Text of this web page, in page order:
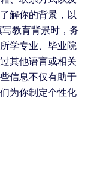
解你的背景，以
教育背景时，务
学专业、毕业院
其他语言或相关
信息不仅有助于
为你制定个性化